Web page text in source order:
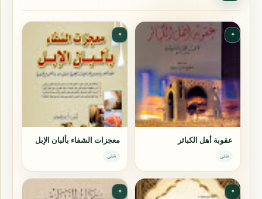
✦
عقوبة أهل الكبائر
شتى
✦
معجزات الشفاء بألبان الإبل
شتى
✦
✦